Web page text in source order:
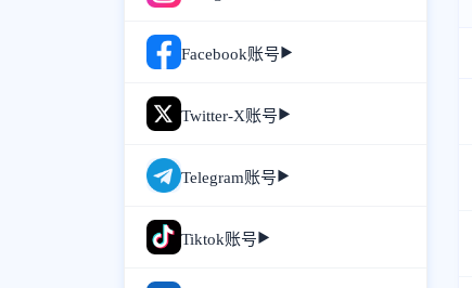
元,instagram小号批发渠